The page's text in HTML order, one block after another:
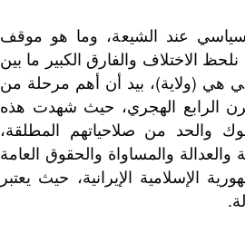
عند الشيعة، وما هو موقف
الاختلاف والفارق الكبير ما بين
هي (ولاية)، بيد أن أهم مرحلة من
الرابع الهجري، حيث شهدت هذه
والحد من صلاحياتهم المطلقة،
والمساواة والحقوق العامة
الإيرانية، حيث يعتبر